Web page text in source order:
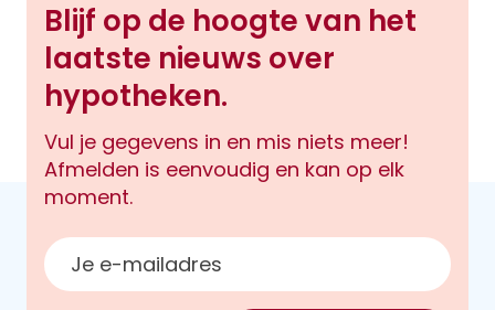
Blijf op de hoogte van het
laatste nieuws over
hypotheken.
Vul je gegevens in en mis niets meer!
Afmelden is eenvoudig en kan op elk
moment.
E-mailadres